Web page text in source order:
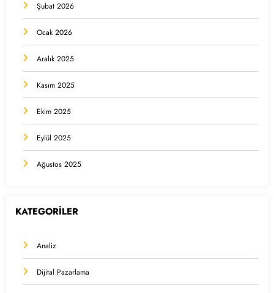
Şubat 2026
Ocak 2026
Aralık 2025
Kasım 2025
Ekim 2025
Eylül 2025
Ağustos 2025
KATEGORİLER
Analiz
Dijital Pazarlama